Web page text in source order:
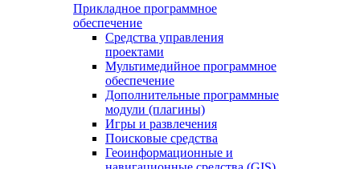
Прикладное программное
обеспечение
Средства управления
проектами
Мультимедийное программное
обеспечение
Дополнительные программные
модули (плагины)
Игры и развлечения
Поисковые средства
Геоинформационные и